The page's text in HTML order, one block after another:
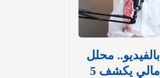
بالفيديو.. محلل
مالي يكشف 5